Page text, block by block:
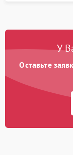
У
Оставьте